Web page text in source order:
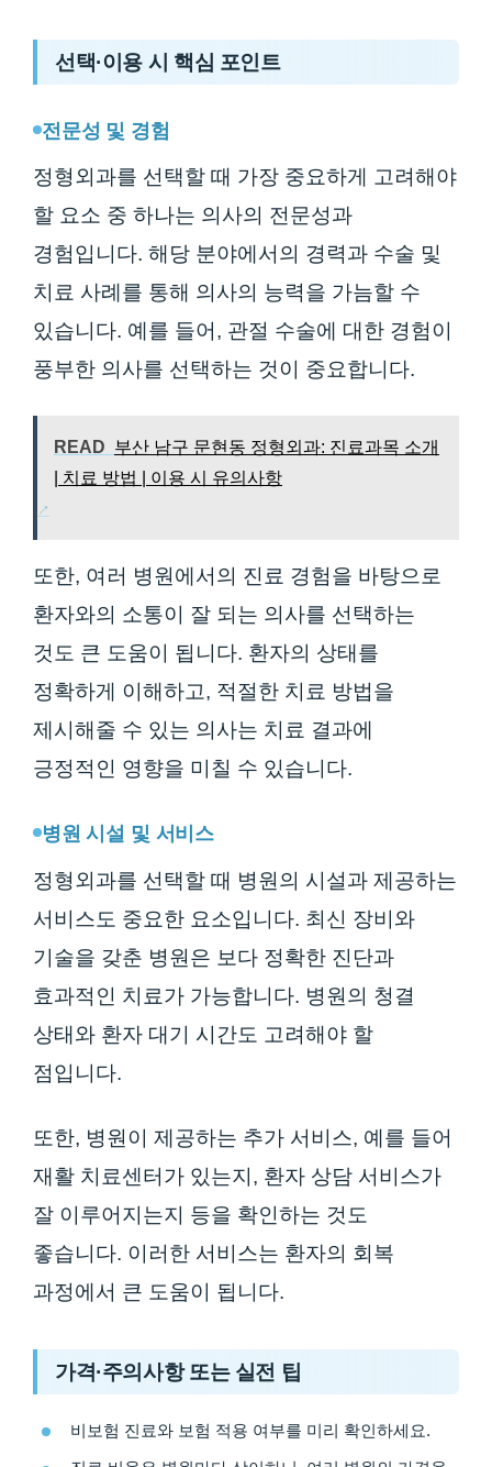
선택·이용 시 핵심 포인트
전문성 및 경험
정형외과를 선택할 때 가장 중요하게 고려해야
할 요소 중 하나는 의사의 전문성과
경험입니다. 해당 분야에서의 경력과 수술 및
치료 사례를 통해 의사의 능력을 가늠할 수
있습니다. 예를 들어, 관절 수술에 대한 경험이
풍부한 의사를 선택하는 것이 중요합니다.
READ 부산 남구 문현동 정형외과: 진료과목 소개
| 치료 방법 | 이용 시 유의사항
또한, 여러 병원에서의 진료 경험을 바탕으로
환자와의 소통이 잘 되는 의사를 선택하는
것도 큰 도움이 됩니다. 환자의 상태를
정확하게 이해하고, 적절한 치료 방법을
제시해줄 수 있는 의사는 치료 결과에
긍정적인 영향을 미칠 수 있습니다.
병원 시설 및 서비스
정형외과를 선택할 때 병원의 시설과 제공하는
서비스도 중요한 요소입니다. 최신 장비와
기술을 갖춘 병원은 보다 정확한 진단과
효과적인 치료가 가능합니다. 병원의 청결
상태와 환자 대기 시간도 고려해야 할
점입니다.
또한, 병원이 제공하는 추가 서비스, 예를 들어
재활 치료센터가 있는지, 환자 상담 서비스가
잘 이루어지는지 등을 확인하는 것도
좋습니다. 이러한 서비스는 환자의 회복
과정에서 큰 도움이 됩니다.
가격·주의사항 또는 실전 팁
비보험 진료와 보험 적용 여부를 미리 확인하세요.